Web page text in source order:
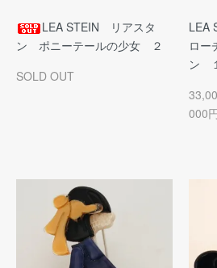
LEA STEIN リアスタ
ン ポニーテールの少女 ２
SOLD OUT
LEA
ロー
ン
000